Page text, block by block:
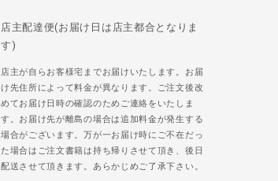
店主配達便(お届け日は店主都合となりま
す)
店主が自らお客様宅までお届けいたします。お届
け先住所によって料金が異なります。ご注文後改
めてお届け日時の確認のためご連絡をいたしま
す。お届け先が離島の場合は追加料金が発生する
場合がございます。万が一お届け時にご不在だっ
た場合はご注文書籍は持ち帰りさせて頂き、後日
配送させて頂きます。あらかじめご了承下さい。